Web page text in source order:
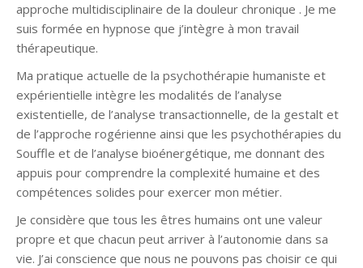
approche multidisciplinaire de la douleur chronique . Je me
suis formée en hypnose que j’intègre à mon travail
thérapeutique.
Ma pratique actuelle de la psychothérapie humaniste et
expérientielle intègre les modalités de l’analyse
existentielle, de l’analyse transactionnelle, de la gestalt et
de l’approche rogérienne ainsi que les psychothérapies du
Souffle et de l’analyse bioénergétique, me donnant des
appuis pour comprendre la complexité humaine et des
compétences solides pour exercer mon métier.
Je considère que tous les êtres humains ont une valeur
propre et que chacun peut arriver à l’autonomie dans sa
vie. J’ai conscience que nous ne pouvons pas choisir ce qui